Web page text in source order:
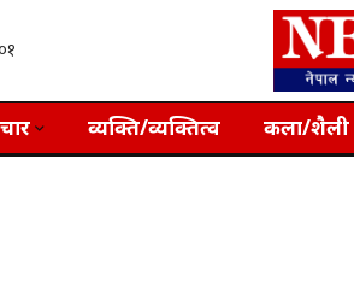
व्यक्ति/व्यक्तित्व कला/शैली